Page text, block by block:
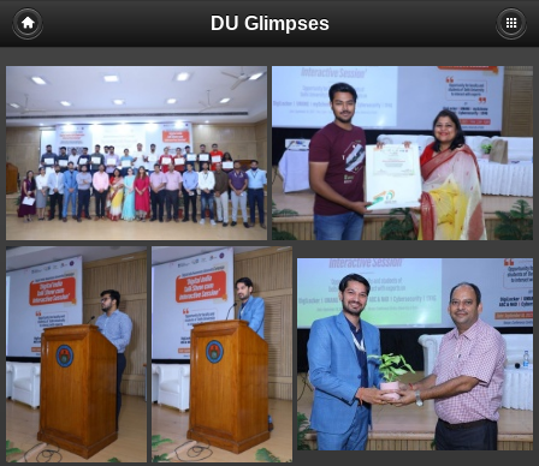
DU Glimpses